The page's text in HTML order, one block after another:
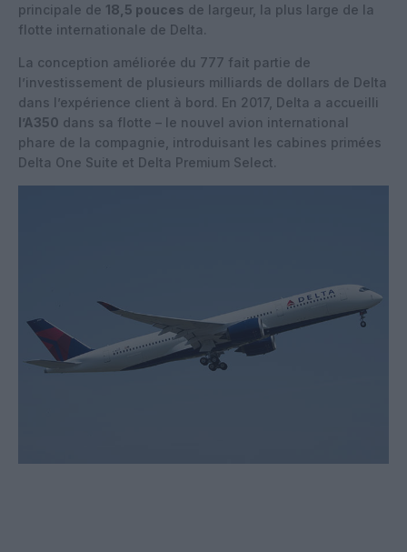
principale de 18,5 pouces de largeur, la plus large de la
flotte internationale de Delta.
La conception améliorée du 777 fait partie de
l’investissement de plusieurs milliards de dollars de Delta
dans l’expérience client à bord. En 2017, Delta a accueilli
l’A350 dans sa flotte – le nouvel avion international
phare de la compagnie, introduisant les cabines primées
Delta One Suite et Delta Premium Select.